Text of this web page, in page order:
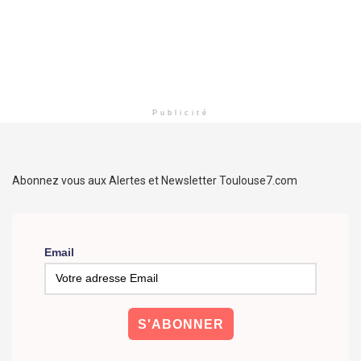
Publicité
Abonnez vous aux Alertes et Newsletter Toulouse7.com
Email